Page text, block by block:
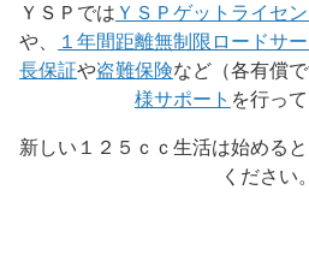
ＹＳＰでは ＹＳＰゲットライセ
や、
１年間距離無制限ロードサ
長保証や盗難保険など（各有償
様サポート を行っ
新しい１２５ｃｃ生活は始める
ください。